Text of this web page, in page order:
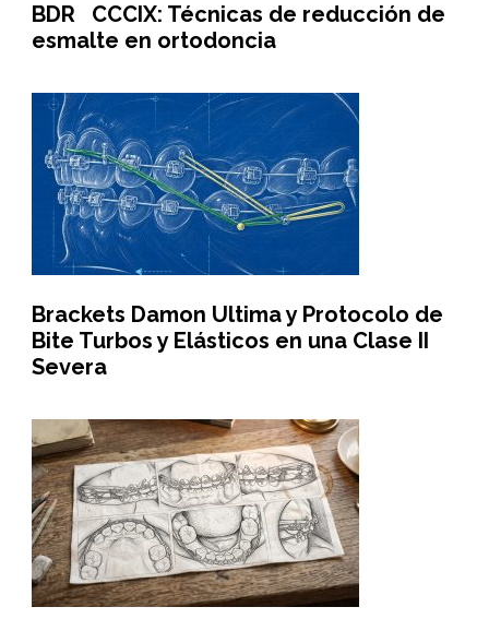
BDR CCCIX: Técnicas de reducción de
esmalte en ortodoncia
Brackets Damon Ultima y Protocolo de
Bite Turbos y Elásticos en una Clase II
Severa